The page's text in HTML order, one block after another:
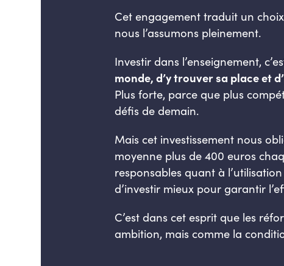
Cet engagement traduit un
nous l’assumons pleinement.
Investir dans l’enseignement,
monde, d’y trouver sa place et
Plus forte, parce que plus
défis de demain.
Mais cet investissement nous
moyenne plus de 400 euros
responsables quant à
d’investir mieux pour garantir
C’est dans cet esprit que les
ambition, mais comme la